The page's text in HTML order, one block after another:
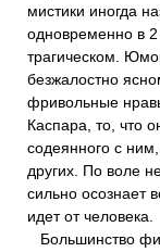
мистики иногда
одновременно в
трагическом.
безжалостно
фривольные
Каспара, то, что
содеянного с
других. По воле
сильно осознает
идет от человека.
Большинство